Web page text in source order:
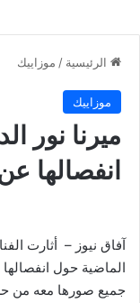
الرئيسية / موزاييك
موزاييك
ميرنا نور
انفصالها
آفاق نيوز – أثارت
الماضية حول
جميع صورها معه من